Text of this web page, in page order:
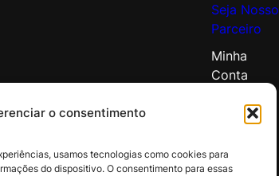
o consentimento
usamos tecnologias como cookies para
do dispositivo. O consentimento para essas
Seja Nosso
Parceiro
Minha
Conta